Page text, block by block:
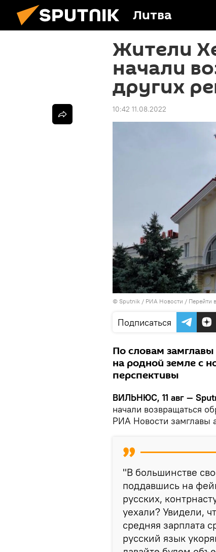
Литва
Жители
начали
других
10:42 11.08.2022
© Sputnik / РИА Новости / Перейти
Подписаться
По словам
на родной земле с
перспективы
ВИЛЬНЮС, 11 авг —
начали возвращаться
РИА Новости замглавы
"В большинстве
поддавшись на
русских,
уехали? Увидели,
средняя зарплата
русский язык